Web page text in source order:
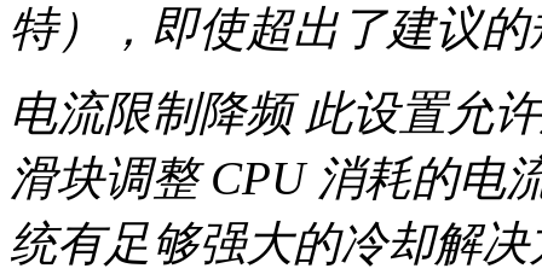
特），即使超出了建议的
电流限制降频 此设置允
滑块调整 CPU 消耗的电
统有足够强大的冷却解